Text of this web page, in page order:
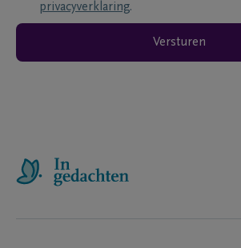
privacyverklaring.
Versturen